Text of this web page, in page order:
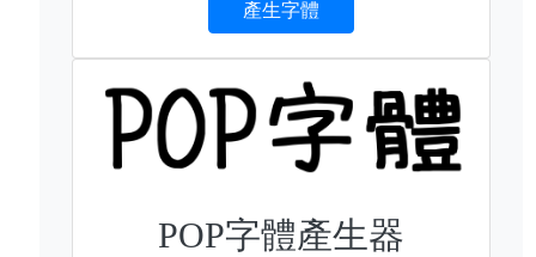
產生字體
POP字體產生器